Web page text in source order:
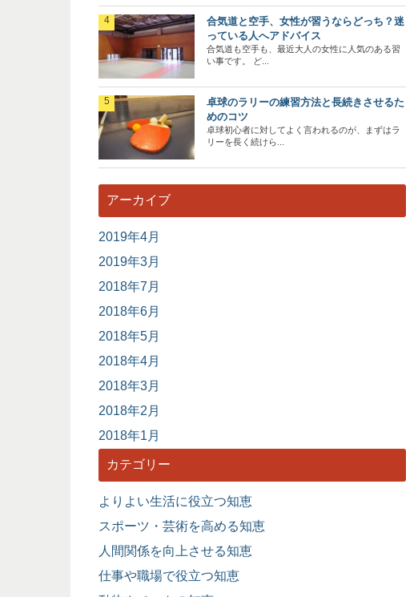
合気道と空手、女性が習うならどっち？迷
っている人へアドバイス
合気道も空手も、最近大人の女性に人気のある習
い事です。 ど...
卓球のラリーの練習方法と長続きさせるた
めのコツ
卓球初心者に対してよく言われるのが、まずはラ
リーを長く続けら...
アーカイブ
2019年4月
2019年3月
2018年7月
2018年6月
2018年5月
2018年4月
2018年3月
2018年2月
2018年1月
カテゴリー
よりよい生活に役立つ知恵
スポーツ・芸術を高める知恵
人間関係を向上させる知恵
仕事や職場で役立つ知恵